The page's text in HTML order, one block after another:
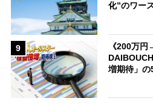
化”のワー
9
《200万
増期待」